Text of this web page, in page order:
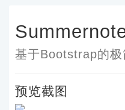
基于Bootstrap的
预览截图